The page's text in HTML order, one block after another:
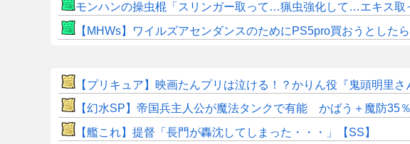
モンハンの操虫棍「スリンガー取って…猟虫強化して…エキス
【MHWs】ワイルズアセンダンスのためにPS5pro買おうとした
【プリキュア】映画たんプリは泣ける！？かりん役『鬼頭明里
【幻水SP】帝国兵主人公が魔法タンクで有能 かばう＋魔防35
【艦これ】提督「長門が轟沈してしまった・・・」【SS】